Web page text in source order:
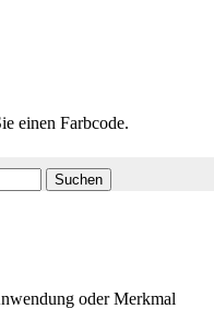
einen Farbcode.
Suchen
oder Merkmal